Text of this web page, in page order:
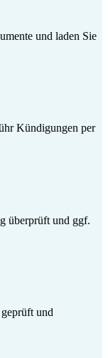
und laden Sie
Kündigungen per
überprüft und ggf.
und